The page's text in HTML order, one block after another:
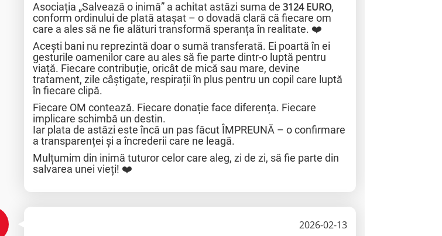
Asociația „Salvează o inimă” a achitat astăzi suma de3124 EURO,
conform ordinului de plată atașat – o dovadă clară că fiecare om
care a ales să ne fie alături transformă speranța în realitate. ❤️
Acești bani nu reprezintă doar o sumă transferată. Ei poartă în ei
gesturile oamenilor care au ales să fie parte dintr-o luptă pentru
viață. Fiecare contribuție, oricât de mică sau mare, devine
tratament, zile câștigate, respirații în plus pentru un copil care luptă
în fiecare clipă.
Fiecare OM contează. Fiecare donație face diferența. Fiecare
implicare schimbă un destin.
Iar plata de astăzi este încă un pas făcut ÎMPREUNĂ – o confirmare
a transparenței și a încrederii care ne leagă.
Mulțumim din inimă tuturor celor care aleg, zi de zi, să fie parte din
salvarea unei vieți! ❤️
2026-02-13